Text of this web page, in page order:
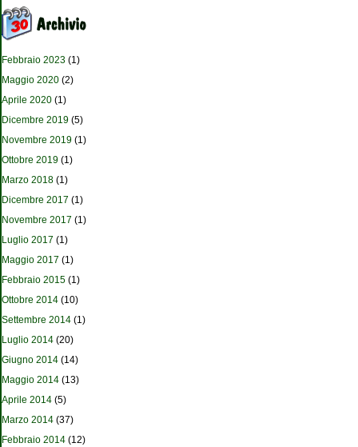
Febbraio 2023 (1)
Maggio 2020 (2)
Aprile 2020 (1)
Dicembre 2019 (5)
Novembre 2019 (1)
Ottobre 2019 (1)
Marzo 2018 (1)
Dicembre 2017 (1)
Novembre 2017 (1)
Luglio 2017 (1)
Maggio 2017 (1)
Febbraio 2015 (1)
Ottobre 2014 (10)
Settembre 2014 (1)
Luglio 2014 (20)
Giugno 2014 (14)
Maggio 2014 (13)
Aprile 2014 (5)
Marzo 2014 (37)
Febbraio 2014 (12)